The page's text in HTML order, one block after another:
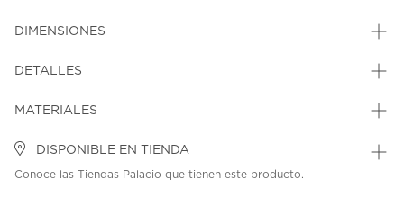
DIMENSIONES
DETALLES
MATERIALES
DISPONIBLE EN TIENDA
Conoce las Tiendas Palacio que tienen este producto.